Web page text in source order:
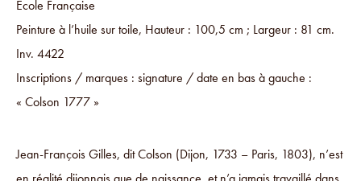
École Française
Peinture à l’huile sur toile, Hauteur : 100,5 cm ; Largeur : 81 cm.
Inv. 4422
Inscriptions / marques : signature / date en bas à gauche :
« Colson 1777 »
Jean-François Gilles, dit Colson (Dijon, 1733 – Paris, 1803), n’est